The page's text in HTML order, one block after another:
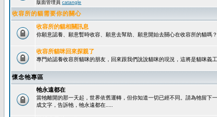
版面管理員 catangle
收容所的貓需要你的關心
收容所的貓相關訊息
你願意認養、願意暫時收容、願意去幫助、願意開始去關心在收容所的貓嗎？
收容所貓咪回來探親了
專門給認養收容所貓咪的朋友，回來跟我們說說貓咪的現況，這將是貓咪義
懷念牠專區
牠永遠都在
當牠離開的那一天起，世界依舊運轉，但你知道一切已經不同。請為牠留下
成文字，告訴牠，牠永遠都在.....